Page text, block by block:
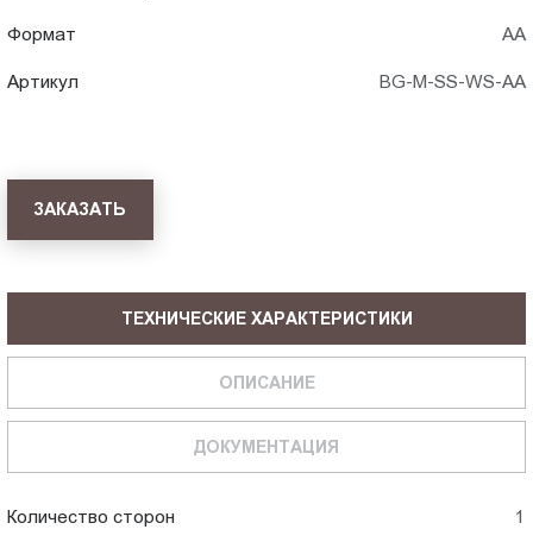
Формат АА
Артикул BG-M-SS-WS-AА
ЗАКАЗАТЬ
ТЕХНИЧЕСКИЕ ХАРАКТЕРИСТИКИ
ОПИСАНИЕ
ДОКУМЕНТАЦИЯ
Количество сторон 1